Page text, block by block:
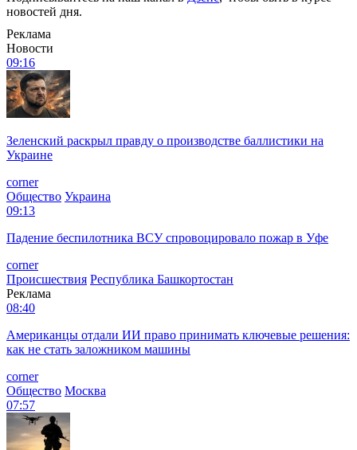
новостей дня.
Реклама
Новости
09:16
Зеленский раскрыл правду о производстве баллистики на
Украине
corner
Общество Украина
09:13
Падение беспилотника ВСУ спровоцировало пожар в Уфе
corner
Происшествия Республика Башкортостан
Реклама
08:40
Американцы отдали ИИ право принимать ключевые решения:
как не стать заложником машины
corner
Общество Москва
07:57